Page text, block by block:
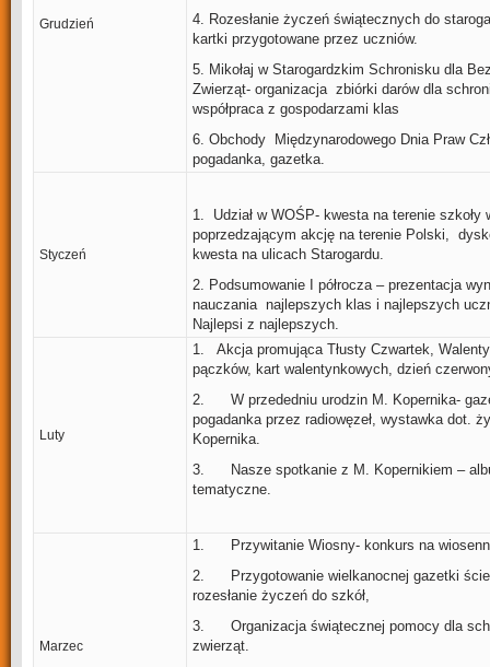
Grudzień
4. Rozesłanie życzeń świątecznych do
kartki przygotowane przez uczniów.
5. Mikołaj w Starogardzkim Schronisku dla
Zwierząt- organizacja zbiórki darów dla
współpraca z gospodarzami klas
6. Obchody Międzynarodowego Dnia Praw
pogadanka, gazetka.
Styczeń
1. Udział w WOŚP- kwesta na terenie szkoły
poprzedzającym akcję na terenie Polski,
kwesta na ulicach Starogardu.
2. Podsumowanie I półrocza – prezentacja
nauczania najlepszych klas i najlepszych
Najlepsi z najlepszych.
Luty
1. Akcja promująca Tłusty Czwartek,
pączków, kart walentynkowych, dzień
2. W przededniu urodzin M. Kopernika-
pogadanka przez radiowęzeł, wystawka dot.
Kopernika.
3. Nasze spotkanie z M. Kopernikiem –
tematyczne.
Marzec
1. Przywitanie Wiosny- konkurs na
2. Przygotowanie wielkanocnej gazetki
rozesłanie życzeń do szkół,
3. Organizacja świątecznej pomocy dla
zwierząt.